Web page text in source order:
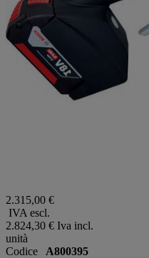
2.315,00 €
IVA escl.
2.824,30 € Iva incl.
unità
Codice A800395